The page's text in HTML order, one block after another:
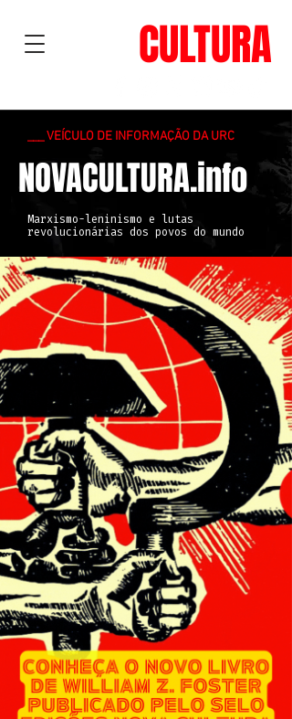
CULTURA
___ VEÍCULO DE INFORMAÇÃO DA URC
NOVACULTURA.info
Marxismo-leninismo e lutas
revolucionárias dos povos do mundo